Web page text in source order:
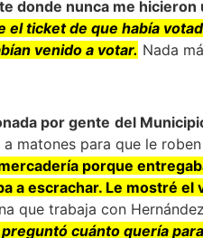
donde nunca me hicieron
ticket de que había
venido a votar. Nada
por gente del
matones para que le
porque
a escrachar. Le mostré el
que trabaja con Hernández
cuánto quería